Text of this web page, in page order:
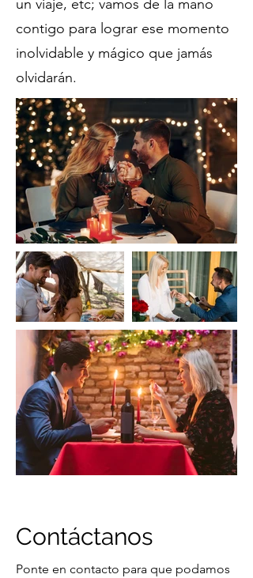
un viaje, etc; vamos de la mano
contigo para lograr ese momento
inolvidable y mágico que jamás
olvidarán.
Contáctanos
Ponte en contacto para que podamos